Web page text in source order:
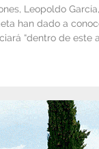
Leopoldo
han dado a
“dentro de este